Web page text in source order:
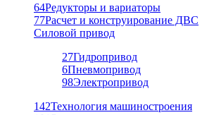
64Редукторы и вариаторы
77Расчет и конструирование ДВС
Силовой привод
27Гидропривод
6Пневмопривод
98Электропривод
142Технология машиностроения